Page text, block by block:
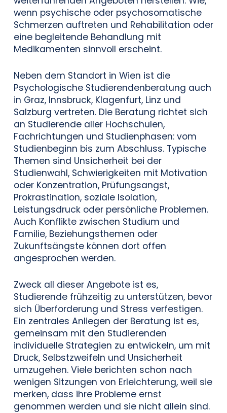
wenn psychische oder psychosomatische
Schmerzen auftreten und Rehabilitation oder
eine begleitende Behandlung mit
Medikamenten sinnvoll erscheint.
Neben dem Standort in Wien ist die
Psychologische Studierendenberatung auch
in Graz, Innsbruck, Klagenfurt, Linz und
Salzburg vertreten. Die Beratung richtet sich
an Studierende aller Hochschulen,
Fachrichtungen und Studienphasen: vom
Studienbeginn bis zum Abschluss. Typische
Themen sind Unsicherheit bei der
Studienwahl, Schwierigkeiten mit Motivation
oder Konzentration, Prüfungsangst,
Prokrastination, soziale Isolation,
Leistungsdruck oder persönliche Problemen.
Auch Konflikte zwischen Studium und
Familie, Beziehungsthemen oder
Zukunftsängste können dort offen
angesprochen werden.
Zweck all dieser Angebote ist es,
Studierende frühzeitig zu unterstützen, bevor
sich Überforderung und Stress verfestigen.
Ein zentrales Anliegen der Beratung ist es,
gemeinsam mit den Studierenden
individuelle Strategien zu entwickeln, um mit
Druck, Selbstzweifeln und Unsicherheit
umzugehen. Viele berichten schon nach
wenigen Sitzungen von Erleichterung, weil sie
merken, dass ihre Probleme ernst
genommen werden und sie nicht allein sind.